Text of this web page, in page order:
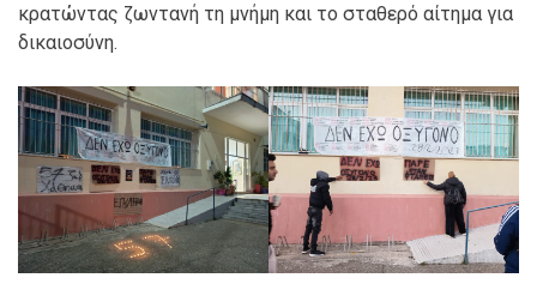
κρατώντας ζωντανή τη μνήμη και το σταθερό αίτημα για
δικαιοσύνη.